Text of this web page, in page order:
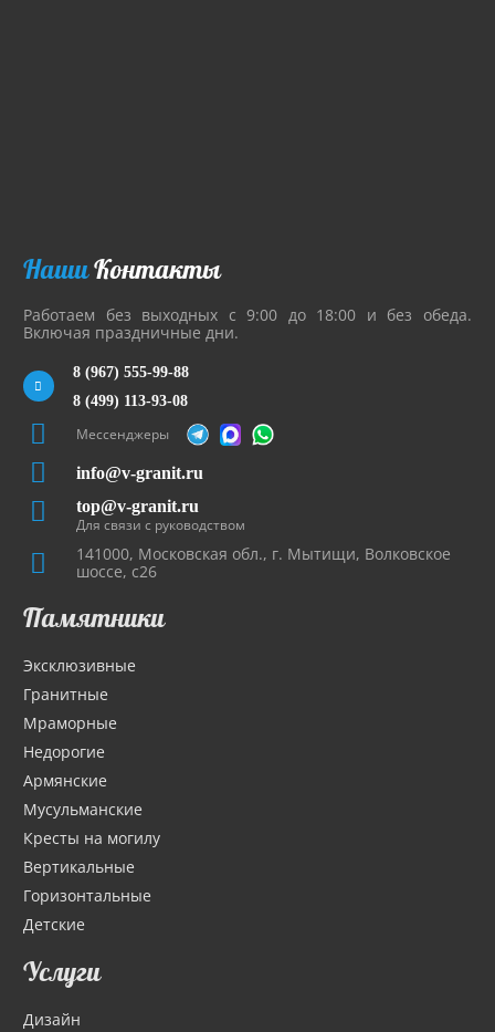
НашиКонтакты
Работаем без выходных с 9:00 до 18:00 и без обеда.
Включая праздничные дни.
8 (967) 555-99-88
8 (499) 113-93-08
Мессенджеры
info@v-granit.ru
top@v-granit.ru
Для связи с руководством
141000, Московская обл., г. Мытищи, Волковское
шоссе, с26
Памятники
Эксклюзивные
Гранитные
Мраморные
Недорогие
Армянские
Мусульманские
Кресты на могилу
Вертикальные
Горизонтальные
Детские
Услуги
Дизайн